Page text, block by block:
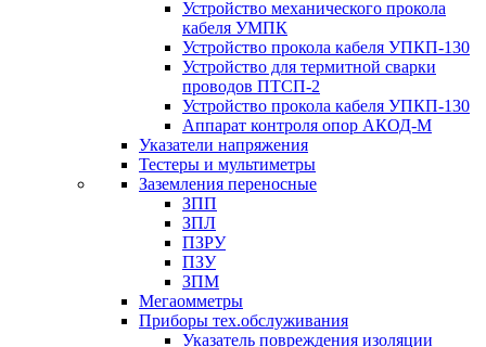
Устройство механического прокола
кабеля УМПК
Устройство прокола кабеля УПКП-130
Устройство для термитной сварки
проводов ПТСП-2
Устройство прокола кабеля УПКП-130
Аппарат контроля опор АКОД-М
Указатели напряжения
Тестеры и мультиметры
Заземления переносные
ЗПП
ЗПЛ
ПЗРУ
ПЗУ
ЗПМ
Мегаомметры
Приборы тех.обслуживания
Указатель повреждения изоляции